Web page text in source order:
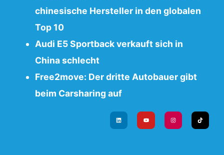
chinesische Hersteller in den globalen
Top 10
Audi E5 Sportback verkauft sich in
China schlecht
Free2move: Der dritte Autobauer gibt
beim Carsharing auf